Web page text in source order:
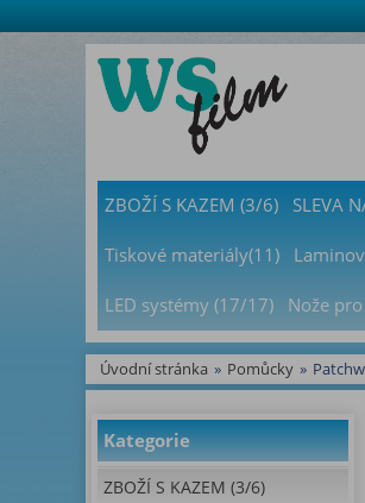
ZBOŽÍ S KAZEM (3/6) SLEVA
Tiskové materiály(11)
LED systémy (17/17)
Nože
Úvodní stránka » Pomůcky »
Kategorie
ZBOŽÍ S KAZEM (3/6)